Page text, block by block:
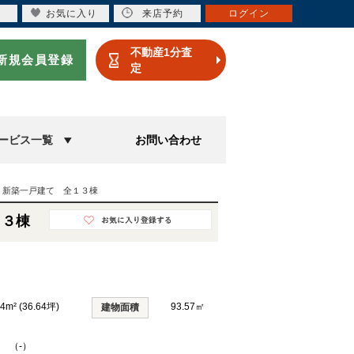
規会員登録
不動産1分査
定
ビス一覧 お問い合わせ
築一戸建て 全１３棟
棟
(36.64坪) 建物面積 93.57㎡
（-）
お気に入り 来店予約 ログイン